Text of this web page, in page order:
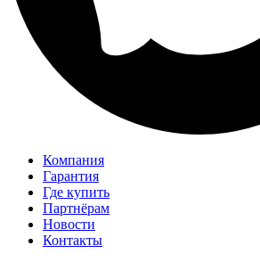
Компания
Гарантия
Где купить
Партнёрам
Новости
Контакты